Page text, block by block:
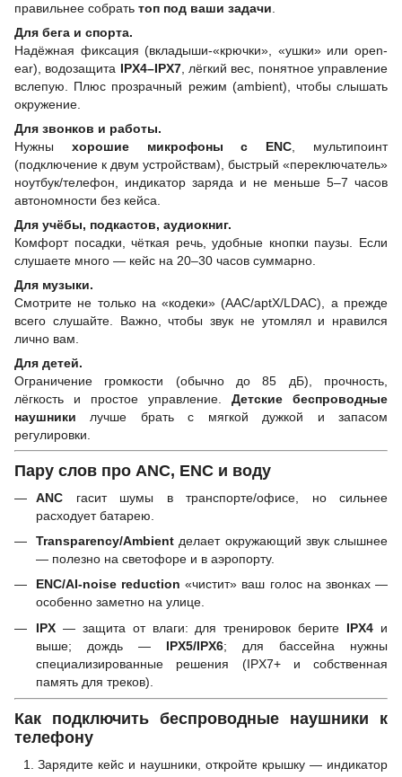
правильнее собрать топ под ваши задачи
Для бега и спорта.
Надёжная фиксация (вкладыши-«крючки», «ушки» или open-
ear), водозащита IPX4–IPX7, лёгкий вес, понятное управление
вслепую. Плюс прозрачный режим (ambient), чтобы слышать
окружение.
Для звонков и работы.
Нужны хорошие микрофоны с ENC , мультипоинт
(подключение к двум устройствам), быстрый «переключатель»
ноутбук/телефон, индикатор заряда и не меньше 5–7 часов
автономности без кейса.
Для учёбы, подкастов, аудиокниг.
Комфорт посадки, чёткая речь, удобные кнопки паузы. Если
слушаете много — кейс на 20–30 часов суммарно.
Для музыки.
Смотрите не только на «кодеки» (AAC/aptX/LDAC), а прежде
всего слушайте. Важно, чтобы звук не утомлял и нравился
лично вам.
Для детей.
Ограничение громкости (обычно до 85 дБ), прочность,
лёгкость и простое управление. Детские беспроводные
наушники лучше брать с мягкой дужкой и запасом
регулировки.
Пару слов про ANC, ENC и воду
ANC гасит шумы в транспорте/офисе, но сильнее
расходует батарею.
Transparency/Ambient делает окружающий звук слышнее
— полезно на светофоре и в аэропорту.
ENC/AI-noise reduction «чистит» ваш голос на звонках —
особенно заметно на улице.
IPX — защита от влаги: для тренировок берите IPX4 и
выше; дождь — IPX5/IPX6; для бассейна нужны
специализированные решения (IPX7+ и собственная
память для треков).
Как подключить беспроводные наушники к
телефону
Зарядите кейс и наушники, откройте крышку — индикатор